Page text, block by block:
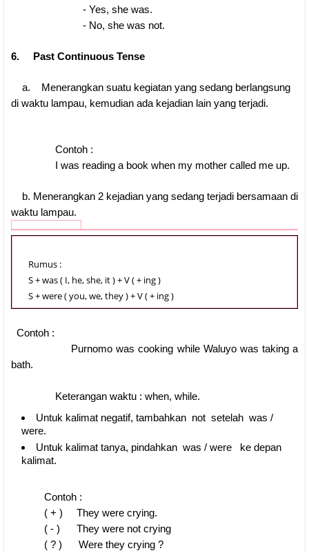
- Yes, she was.
- No, she was not.
6. Past Continuous Tense
a. Menerangkan suatu kegiatan yang sedang berlangsung
di waktu lampau, kemudian ada kejadian lain yang terjadi.
Contoh :
I was reading a book when my mother called me up.
b. Menerangkan 2 kejadian yang sedang terjadi bersamaan di
waktu lampau.
Rumus :
S + was ( I, he, she, it ) + V ( + ing )
S + were ( you, we, they ) + V ( + ing )
Contoh :
Purnomo was cooking while Waluyo was taking a
bath.
Keterangan waktu : when, while.
Untuk kalimat negatif, tambahkan not setelah was /
were.
Untuk kalimat tanya, pindahkan was / were ke depan
kalimat.
Contoh :
( + ) They were crying.
( - ) They were not crying
( ? ) Were they crying ?